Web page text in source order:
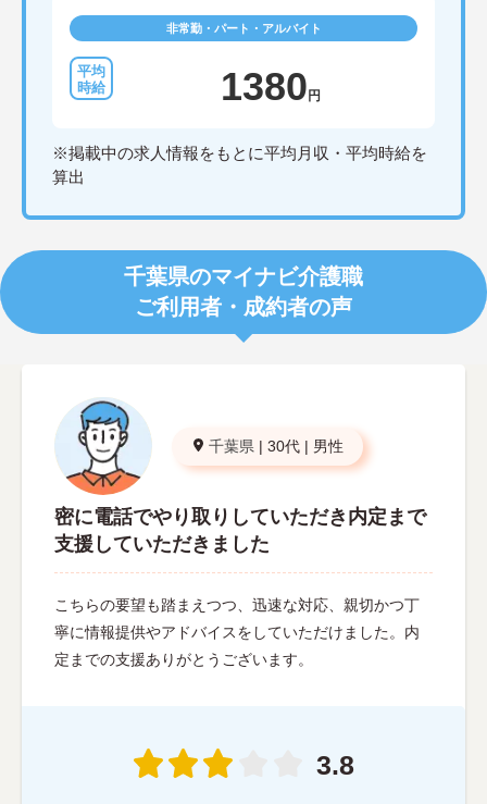
非常勤・パート・アルバイト
1380 円
※掲載中の求人情報をもとに平均月収・平均時給を
算出
千葉県のマイナビ介護職
ご利用者・成約者の声
千葉県 | 30代 | 男性
密に電話でやり取りしていただき内定まで
支援していただきました
こちらの要望も踏まえつつ、迅速な対応、親切かつ丁
寧に情報提供やアドバイスをしていただけました。内
定までの支援ありがとうございます。
3.8